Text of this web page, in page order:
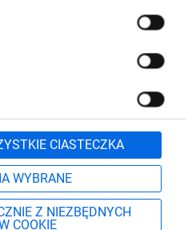
CIASTECZKA
WYBRANE
Z NIEZBĘDNYCH
COOKIE
lub
71 37 61 600
kontaktowy